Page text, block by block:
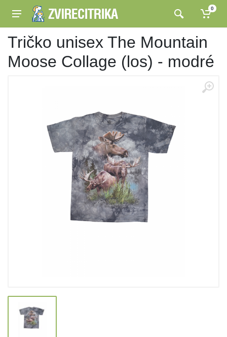
0
Tričko unisex The Mountain
Moose Collage (los) - modré